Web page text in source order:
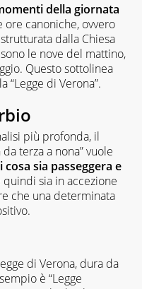
della giornata
ore canoniche, ovvero
dalla Chiesa
le nove del mattino,
Questo sottolinea
di Verona”.
più profonda, il
terza a nona” vuole
sia passeggera e
sia in accezione
che una determinata
di Verona, dura da
è “Legge